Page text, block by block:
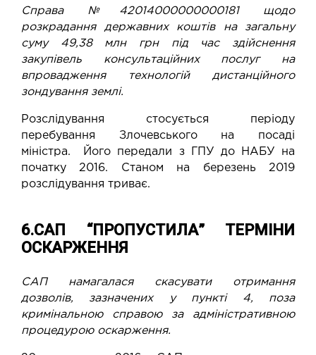
Справа №42014000000000181 щодо
розкрадання державних коштів на загальну
суму 49,38 млн грн під час здійснення
закупівель консультаційних послуг на
впровадження технологій дистанційного
зондування землі.
Розслідування стосується періоду
перебування Злочевського на посаді
міністра.
Його передали з ГПУ до НАБУ на
початку 2016. Станом на березень 2019
розслідування триває.
6.САП “ПРОПУСТИЛА” ТЕРМІНИ
ОСКАРЖЕННЯ
САП намагалася скасувати отримання
дозволів, зазначених у пункті 4, поза
кримінальною справою за адміністративною
процедурою оскарження.